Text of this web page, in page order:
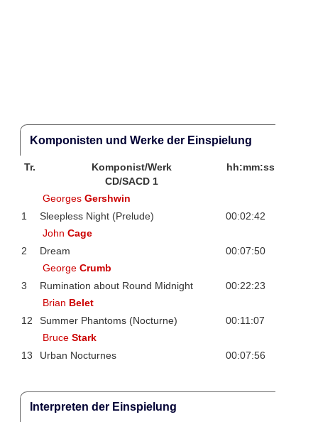
Komponisten und Werke der Einspielung
Tr. Komponist/Werk
hh:mm:ss
CD/SACD 1
GeorgesGershwin
1
Sleepless Night (Prelude)
00:02:42
JohnCage
2
Dream
00:07:50
GeorgeCrumb
3
Rumination about Round Midnight
00:22:23
Brian Belet
12
Summer Phantoms (Nocturne)
00:11:07
BruceStark
13
Urban Nocturnes 00:07:56
Interpreten der Einspielung